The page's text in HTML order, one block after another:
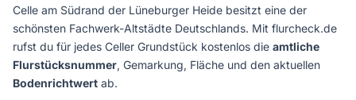
Celle am Südrand der Lüneburger Heide besitzt eine der
schönsten Fachwerk-Altstädte Deutschlands. Mit flurcheck.de
rufst du für jedes Celler Grundstück kostenlos die amtliche
Flurstücksnummer, Gemarkung, Fläche und den aktuellen
Bodenrichtwert ab.